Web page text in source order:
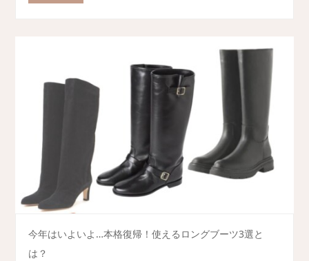
今年はいよいよ…本格復帰！使えるロングブーツ3選と
は？